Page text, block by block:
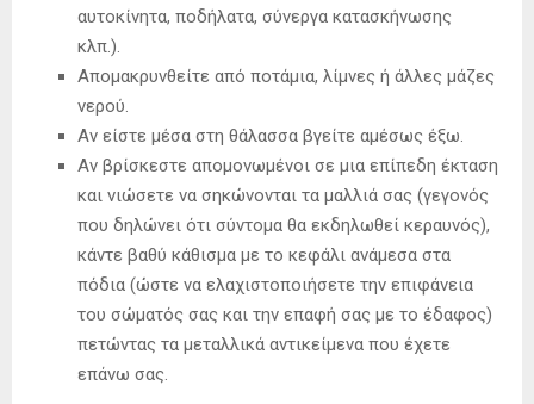
αυτοκίνητα, ποδήλατα, σύνεργα κατασκήνωσης
κλπ.).
Απομακρυνθείτε από ποτάμια, λίμνες ή άλλες μάζες
νερού.
Αν είστε μέσα στη θάλασσα βγείτε αμέσως έξω.
Αν βρίσκεστε απομονωμένοι σε μια επίπεδη έκταση
και νιώσετε να σηκώνονται τα μαλλιά σας (γεγονός
που δηλώνει ότι σύντομα θα εκδηλωθεί κεραυνός),
κάντε βαθύ κάθισμα με το κεφάλι ανάμεσα στα
πόδια (ώστε να ελαχιστοποιήσετε την επιφάνεια
του σώματός σας και την επαφή σας με το έδαφος)
πετώντας τα μεταλλικά αντικείμενα που έχετε
επάνω σας.